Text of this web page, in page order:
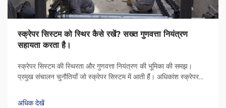
स्क्रेपर सिस्टम को स्थिर कैसे रखें? सख्त गुणवत्ता नियंत्रण
सहायता करता है।
स्क्रेपर सिस्टम की स्थिरता और गुणवत्ता नियंत्रण की भूमिका की समझ।
प्रमुख संचालन चुनौतियाँ जो स्क्रेपर सिस्टम में आती हैं। अधिकांश स्क्रेपर
होने और बेयरिंग...
अधिक देखें